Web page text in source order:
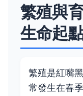
繁殖與
生命起
繁殖是紅嘴
常發生在春